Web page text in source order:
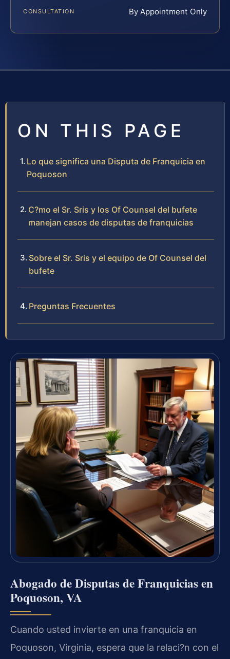
CONSULTATION By Appointment Only
ON THIS PAGE
Lo que significa una Disputa de Franquicia en
Poquoson
C?mo el Sr. Sris y los Of Counsel del bufete
manejan casos de disputas de franquicias
Sobre el Sr. Sris y el equipo de Of Counsel del
bufete
Preguntas Frecuentes
Abogado de Disputas de Franquicias en
Poquoson, VA
Cuando usted invierte en una franquicia en
Poquoson, Virginia, espera que la relaci?n con el